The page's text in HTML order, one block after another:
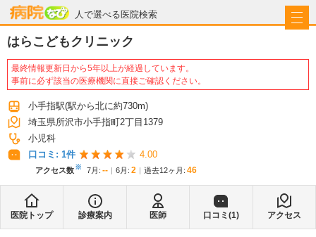
人で選べる医院検索
病院なび
はらこどもクリニック
最終情報更新日から5年以上が経過しています。
事前に必ず該当の医療機関に直接ご確認ください。
小手指駅(駅から北に約730m)
埼玉県所沢市小手指町2丁目1379
小児科
口コミ: 1件 4.00
アクセス数※ 7月 : -- 6月 : 2 過去12ヶ月: 46
医院トップ 診療案内 医師 口コミ(1) アクセス